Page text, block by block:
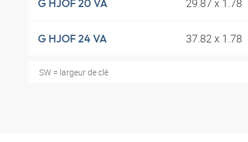
G HJOF 20 VA 29.87 x 1.78
G HJOF 24 VA 37.82 x 1.78
SW = largeur de clé